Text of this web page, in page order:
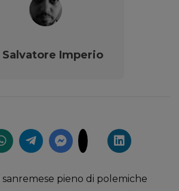
Imperio
pieno di polemiche